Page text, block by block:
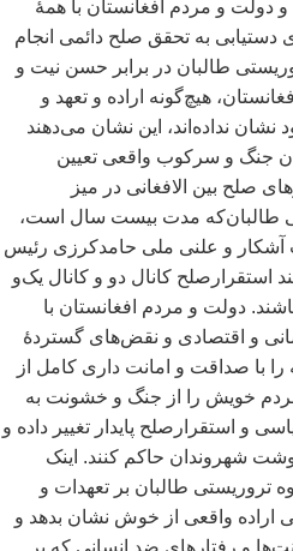
و دولت و مردم افغانستان با همۀ
دستیابی به تحقق صلح دائمی انجام
طالبان در برابر حسن نیت و
هیچگونه اراده و تعهد و
نشان نداده اند، این نشان میدهند
جنگ و سرکوب واقعی تعیین
صلح بین الافغانی در میز
طالبانکه مدت بیست سال است،
آشکار و علنی ملی حامدکرزی رئیس
استقرارصلح کانال دو و کانال یکو
دولت و مردم افغانستان با
و اقتصادی و نقضهای گستردۀ
با صداقت و امانت داری کامل از
خویش را از جنگ و خشونت به
و استقرارصلح پایدار تغییر داده و
شهروندان حاکم کنند. اینک
تروریستی طالبان بر تعهدات و
اراده واقعی از خوش نشان بدهد و
ها و رفتارهای ضد انسانی که بر